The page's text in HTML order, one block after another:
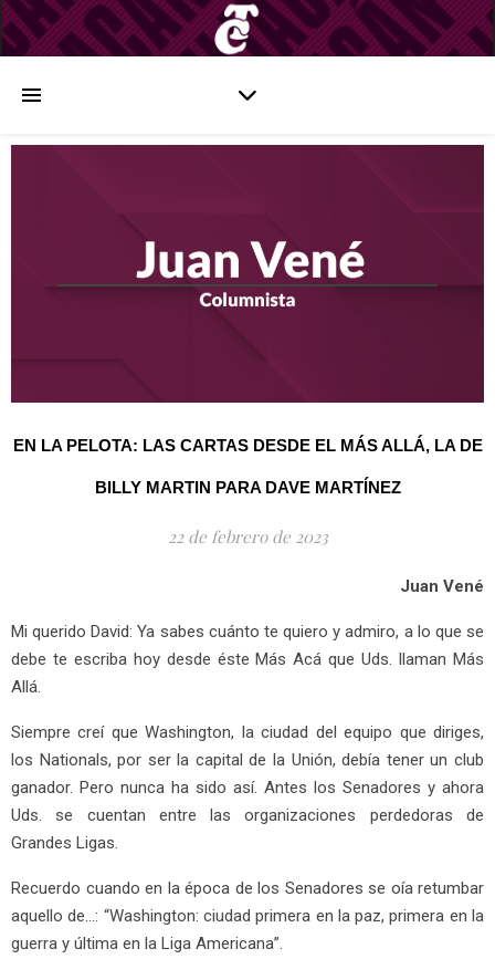
EN LA PELOTA: LAS CARTAS DESDE EL MÁS ALLÁ, LA DE
BILLY MARTIN PARA DAVE MARTÍNEZ
22 de febrero de 2023
Juan Vené
Mi querido David: Ya sabes cuánto te quiero y admiro, a lo que se
debe te escriba hoy desde éste Más Acá que Uds. llaman Más
Allá.
Siempre creí que Washington, la ciudad del equipo que diriges,
los Nationals, por ser la capital de la Unión, debía tener un club
ganador. Pero nunca ha sido así. Antes los Senadores y ahora
Uds. se cuentan entre las organizaciones perdedoras de
Grandes Ligas.
Recuerdo cuando en la época de los Senadores se oía retumbar
aquello de…: “Washington: ciudad primera en la paz, primera en la
guerra y última en la Liga Americana”.